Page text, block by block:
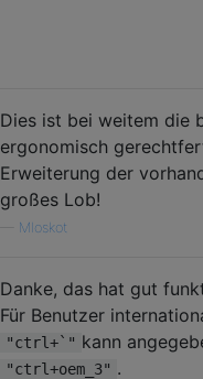
Dies ist bei weitem die
ergonomisch
Erweiterung der
großes Lob!
Mloskot
Danke, das hat gut
Für Benutzer
"ctrl+`" kann
"ctrl+oem_3" .